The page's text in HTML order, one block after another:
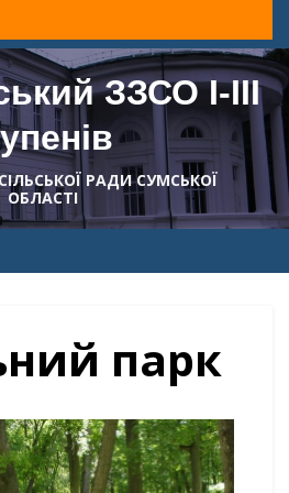
ЗЗСО І-ІІІ
РАДИ СУМСЬКОЇ
ОБЛАСТІ
парк